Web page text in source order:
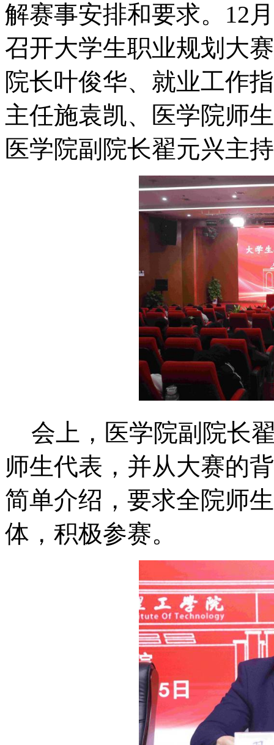
解赛事安排和要求。 12
召开大学生职业规划大
院长叶俊华、就业工作
主任施袁凯、医学院师
医学院副院长翟元兴主
会上，医学院副院长
师生代表，并从大赛的
简单介绍，要求全院师
体，积极参赛。